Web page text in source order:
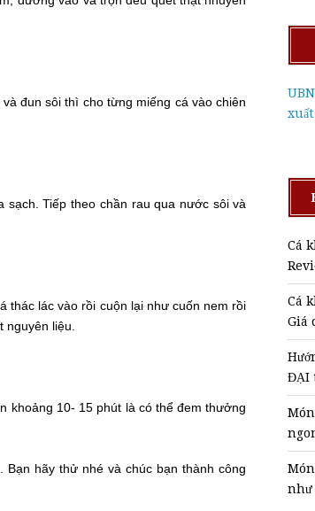
đun sôi thì cho từng miếng cá vào chiên
Tiếp theo chần rau qua nước sôi và
thác lác vào rồi cuộn lại như cuốn nem rồi
liệu.
khoảng 10- 15 phút là có thể đem thưởng
Bạn hãy thử nhé và chúc bạn thành công
Cá
Cá
Giá
ĐẠI
như